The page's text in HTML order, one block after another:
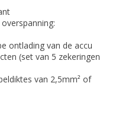
ontlading van de accu
(set van 5 zekeringen
van 2,5mm² of